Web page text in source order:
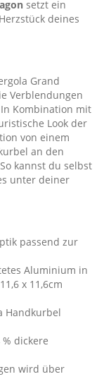
setzt ein
deines
Grand
Verblendungen
Kombination mit
Look der
von einem
an den
kannst du selbst
unter deiner
passend zur
Aluminium in
x 11,6cm
Handkurbel
dickere
wird über